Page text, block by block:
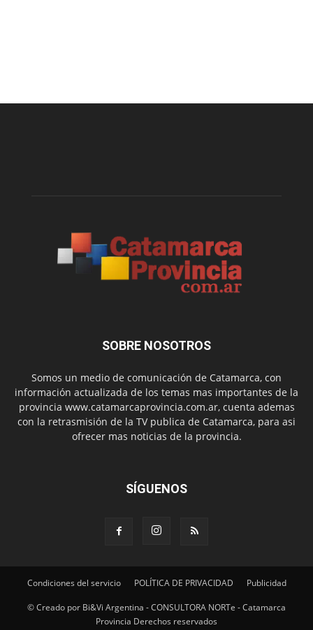
SOBRE NOSOTROS
Somos un medio de comunicación de Catamarca, con
información actualizada de los temas mas importantes de la
provincia www.catamarcaprovincia.com.ar, cuenta ademas
con la retrasmisión de la TV publica de Catamarca, para asi
ofrecer mas noticias de la provincia.
SÍGUENOS
Condiciones del servicio POLÍTICA DE PRIVACIDAD Publicidad
© Creado por Bi&Vi Argentina - CONSULTORA NORTe - Catamarca
Provincia Derechos reservados